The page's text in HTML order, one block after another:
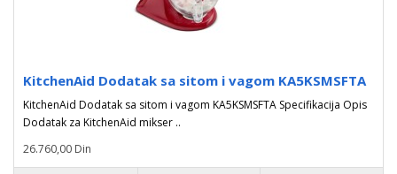
KitchenAid Dodatak sa sitom i vagom KA5KSMSFTA
KitchenAid Dodatak sa sitom i vagom KA5KSMSFTA Specifikacija Opis
Dodatak za KitchenAid mikser ..
26.760,00 Din